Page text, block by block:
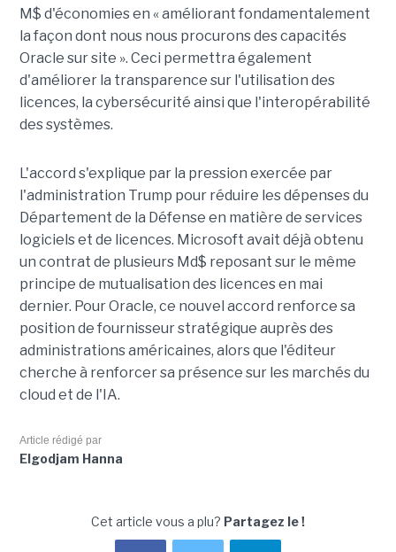
M$ d'économies en « améliorant fondamentalement
la façon dont nous nous procurons des capacités
Oracle sur site ». Ceci permettra également
d'améliorer la transparence sur l'utilisation des
licences, la cybersécurité ainsi que l'interopérabilité
des systèmes.
L'accord s'explique par la pression exercée par
l'administration Trump pour réduire les dépenses du
Département de la Défense en matière de services
logiciels et de licences. Microsoft avait déjà obtenu
un contrat de plusieurs Md$ reposant sur le même
principe de mutualisation des licences en mai
dernier. Pour Oracle, ce nouvel accord renforce sa
position de fournisseur stratégique auprès des
administrations américaines, alors que l'éditeur
cherche à renforcer sa présence sur les marchés du
cloud et de l'IA.
Article rédigé par
Elgodjam Hanna
Cet article vous a plu? Partagez le !